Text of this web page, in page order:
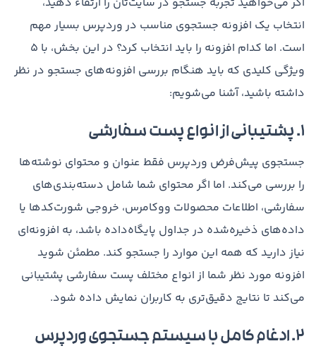
انتخاب یک افزونه جستجوی مناسب در وردپرس بسیار مهم
است. اما کدام افزونه را باید انتخاب کرد؟ در این بخش، با ۵
ویژگی کلیدی که باید هنگام بررسی افزونه‌های جستجو در نظر
داشته باشید، آشنا می‌شویم:
۱. پشتیبانی از انواع پست سفارشی
جستجوی پیش‌فرض وردپرس فقط عنوان و محتوای نوشته‌ها
را بررسی می‌کند. اما اگر محتوای شما شامل دسته‌بندی‌های
سفارشی، اطلاعات محصولات ووکامرس، خروجی شورت‌کدها یا
داده‌های ذخیره‌شده در جداول پایگاه‌داده باشد، به افزونه‌ای
نیاز دارید که همه این موارد را جستجو کند. مطمئن شوید
افزونه مورد نظر شما از انواع مختلف پست سفارشی پشتیبانی
می‌کند تا نتایج دقیق‌تری به کاربران نمایش داده شود.
۲. ادغام کامل با سیستم جستجوی وردپرس